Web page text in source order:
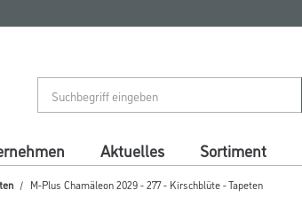
Aktuelles Sortiment
M-Plus Chamäleon 2029 - 277 - Kirschblüte - Tapeten